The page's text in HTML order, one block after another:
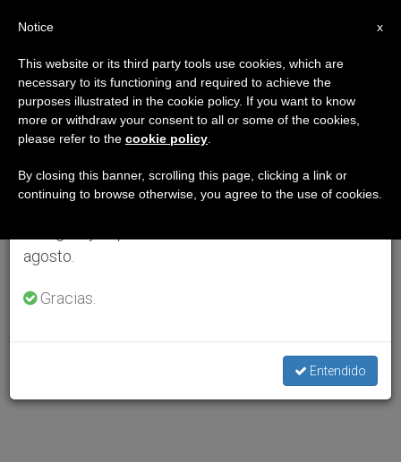
×
Aviso importante
Del 27 de julio al 7 de agosto haremos la pausa
anual, aprovechando que en el periodo de verano
se generan menos informaciones y también el
agosto.
Gracias.
Entendido
x
Notice
This website or its third party tools use cookies, which are
necessary to its functioning and required to achieve the
purposes illustrated in the cookie policy. If you want to know
more or withdraw your consent to all or some of the cookies,
please refer to the cookie policy
By closing this banner, scrolling this page, clicking a link or
continuing to browse otherwise, you agree to the use of cookies.